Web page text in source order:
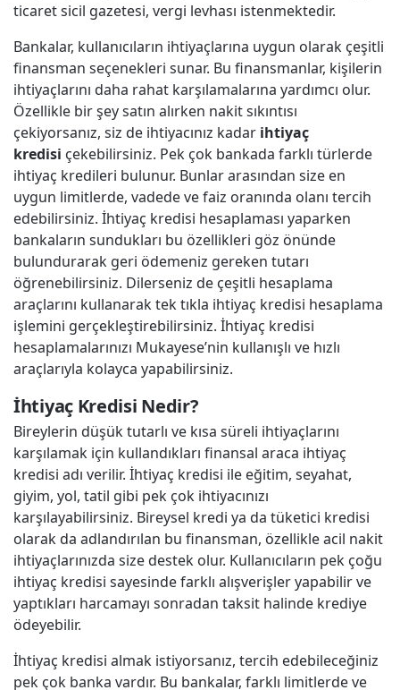
ticaret sicil gazetesi, vergi levhası istenmektedir.
Bankalar, kullanıcıların ihtiyaçlarına uygun olarak çeşitli
finansman seçenekleri sunar. Bu finansmanlar, kişilerin
ihtiyaçlarını daha rahat karşılamalarına yardımcı olur.
Özellikle bir şey satın alırken nakit sıkıntısı
çekiyorsanız, siz de ihtiyacınız kadar ihtiyaç
kredisi çekebilirsiniz. Pek çok bankada farklı türlerde
ihtiyaç kredileri bulunur. Bunlar arasından size en
uygun limitlerde, vadede ve faiz oranında olanı tercih
edebilirsiniz. İhtiyaç kredisi hesaplaması yaparken
bankaların sundukları bu özellikleri göz önünde
bulundurarak geri ödemeniz gereken tutarı
öğrenebilirsiniz. Dilerseniz de çeşitli hesaplama
araçlarını kullanarak tek tıkla ihtiyaç kredisi hesaplama
işlemini gerçekleştirebilirsiniz. İhtiyaç kredisi
hesaplamalarınızı Mukayese’nin kullanışlı ve hızlı
araçlarıyla kolayca yapabilirsiniz.
İhtiyaç Kredisi Nedir?
Bireylerin düşük tutarlı ve kısa süreli ihtiyaçlarını
karşılamak için kullandıkları finansal araca ihtiyaç
kredisi adı verilir. İhtiyaç kredisi ile eğitim, seyahat,
giyim, yol, tatil gibi pek çok ihtiyacınızı
karşılayabilirsiniz. Bireysel kredi ya da tüketici kredisi
olarak da adlandırılan bu finansman, özellikle acil nakit
ihtiyaçlarınızda size destek olur. Kullanıcıların pek çoğu
ihtiyaç kredisi sayesinde farklı alışverişler yapabilir ve
yaptıkları harcamayı sonradan taksit halinde krediye
ödeyebilir.
İhtiyaç kredisi almak istiyorsanız, tercih edebileceğiniz
pek çok banka vardır. Bu bankalar, farklı limitlerde ve